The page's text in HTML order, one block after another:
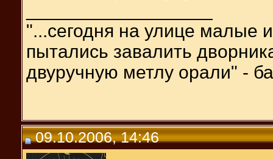
"...сегодня на улице малые
пытались завалить
двуручную метлу орали" -
09.10.2006, 14:46